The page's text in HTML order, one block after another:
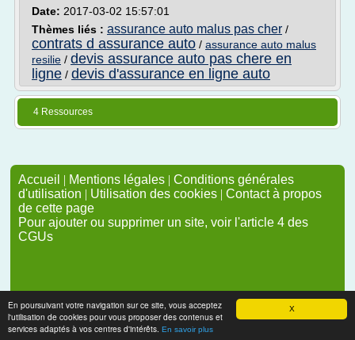
X
En poursuivant votre navigation sur ce site, vous acceptez
l'utilisation de cookies pour vous proposer des contenus et
services adaptés à vos centres d'intérêts. En savoir plus
Date: 2017-03-02 15:57:01
Thèmes liés : assurance auto malus pas cher /
contrats d assurance auto / assurance auto malus
resilie / devis assurance auto pas chere en
ligne / devis d'assurance en ligne auto
4 Ressources
Accueil | Mentions légales | Conditions générales
d'utilisation | Utilisation des cookies | Contact à propos
de cette page
Pour ajouter ou supprimer un site, voir l'article 4 des
CGUs